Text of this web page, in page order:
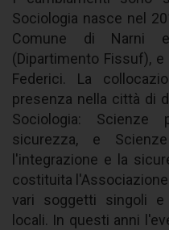
Sociologia nasce nel
Comune di Narni
(Dipartimento Fissuf),
Federici. La
presenza nella città di
Sociologia:
sicurezza, e
l'integrazione e la
costituita
vari soggetti singoli
locali. In questi anni